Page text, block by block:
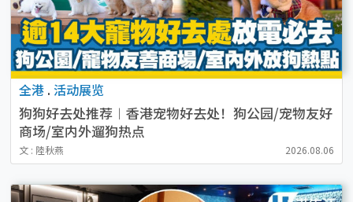
全港 . 活动展览
狗狗好去处推荐︱香港宠物好去处！狗公园/宠物友好
商场/室内外遛狗热点
文 : 陸秋燕 2026.08.06